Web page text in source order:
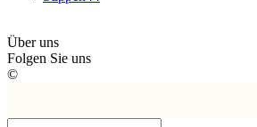
Über uns
Folgen Sie uns
©